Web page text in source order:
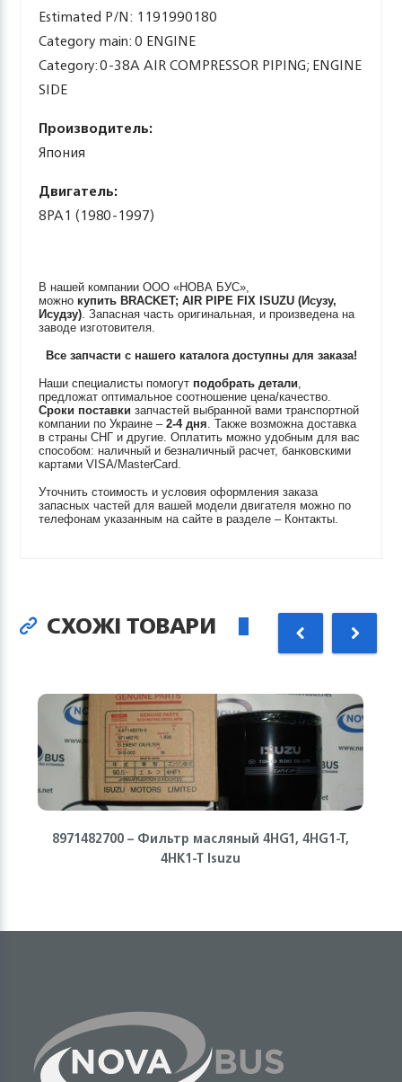
Estimated P/N: 1191990180
Category main: 0 ENGINE
Category: 0-38A AIR COMPRESSOR PIPING; ENGINE
SIDE
Производитель:
Япония
Двигатель:
8PA1 (1980-1997)
В нашей компании ООО «НОВА БУС»,
можно купить BRACKET; AIR PIPE FIX ISUZU (Исузу,
Исудзу). Запасная часть оригинальная, и произведена на
заводе изготовителя.
Все запчасти с нашего каталога доступны для заказа!
Наши специалисты помогут подобрать детали,
предложат оптимальное соотношение цена/качество.
Сроки поставки запчастей выбранной вами транспортной
компании по Украине –2-4 дня. Также возможна доставка
в страны СНГ и другие. Оплатить можно удобным для вас
способом: наличный и безналичный расчет, банковскими
картами VISA/MasterCard.
Уточнить стоимость и условия оформления заказа
запасных частей для вашей модели двигателя можно по
телефонам указанным на сайте в разделе – Контакты.
СХОЖІ ТОВАРИ
8971482700 – Фильтр масляный 4HG1, 4HG1-T,
4HK1-T Isuzu